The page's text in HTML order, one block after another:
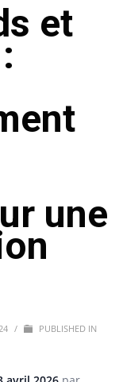
et
une
/
PUBLISHED IN